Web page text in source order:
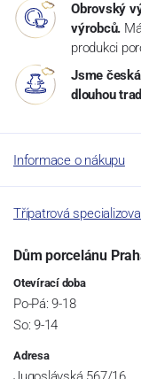
Obrovský
výrobců.
produkci
Jsme
dlouhou
Informace o nákupu
Třípatrová
Dům porcelánu
Otevírací doba
Po-Pá: 9-18
So: 9-14
Adresa